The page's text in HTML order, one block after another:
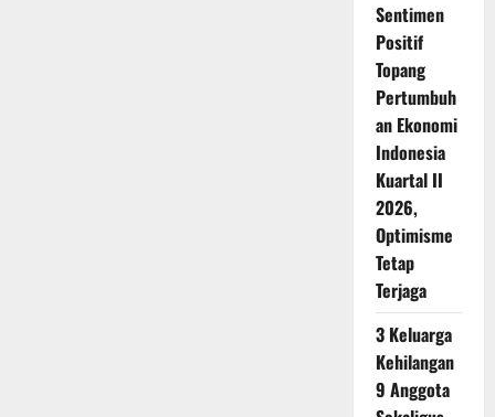
Sentimen
Positif
Topang
Pertumbuh
an Ekonomi
Indonesia
Kuartal II
2026,
Optimisme
Tetap
Terjaga
3 Keluarga
Kehilangan
9 Anggota